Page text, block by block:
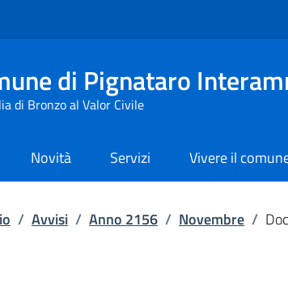
di Pignataro
di Bronzo al Valor Civile
Novità Servizi Vivere il
/ Avvisi / Anno 2156 / Novembre /